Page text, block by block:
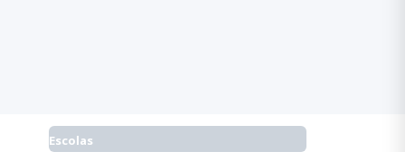
Escolas